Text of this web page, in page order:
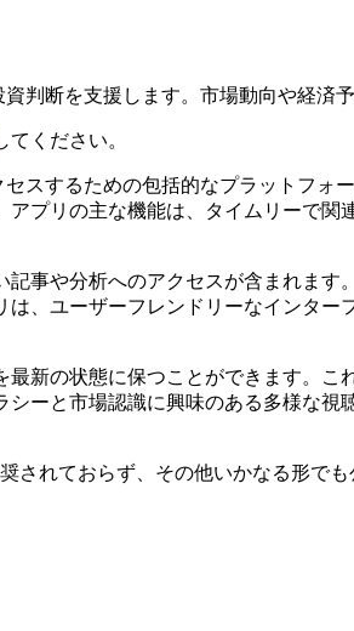
判断を支援します。市場動向や経済
てください。
スするための包括的なプラットフ
プリの主な機能は、タイムリーで
事や分析へのアクセスが含まれま
、ユーザーフレンドリーなインタ
新の状態に保つことができます。
ーと市場認識に興味のある多様な視
されておらず、その他いかなる形